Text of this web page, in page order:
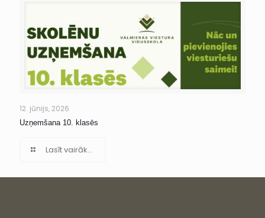
12. jūnijs, 2026
Uzņemšana 10. klasēs
Lasīt vairāk...